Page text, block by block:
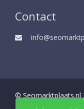
Contact
©